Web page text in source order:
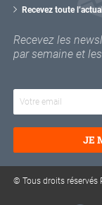
Recevez toute
Recevez les
par semaine et
o
r
e
e
JE
© Tous droits réservés